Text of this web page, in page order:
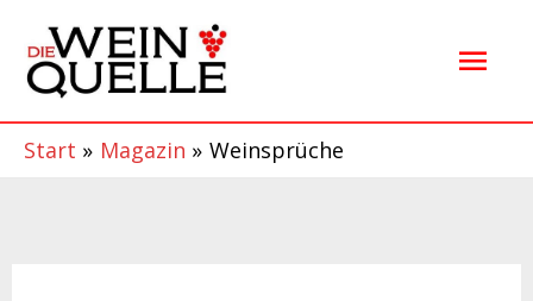
Inhalt
springen
Start Magazin Weinsprüche